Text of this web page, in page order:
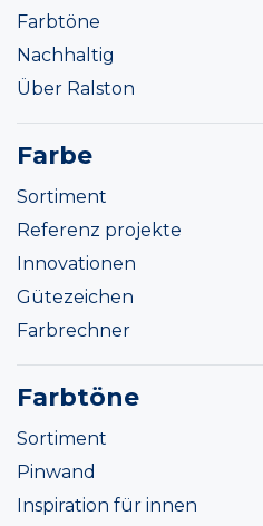
Farbtöne
Nachhaltig
Über Ralston
Farbe
Sortiment
Referenz projekte
Innovationen
Gütezeichen
Farbrechner
Farbtöne
Sortiment
Pinwand
Inspiration für innen